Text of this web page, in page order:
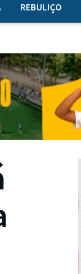
REBULIÇO